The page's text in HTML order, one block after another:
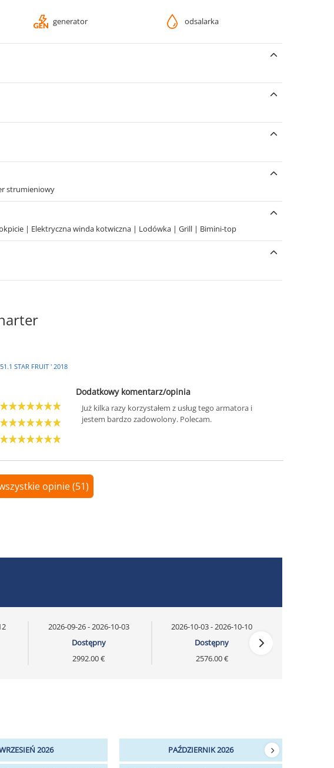
generator odsalarka
strumieniowy
| Elektryczna winda kotwiczna | Lodówka | Grill | Bimini-top
STAR FRUIT ' 2018
Dodatkowy komentarz/opinia
Już kilka razy korzystałem z usług tego armatora i
jestem bardzo zadowolony. Polecam.
opinie (51)
2026-09-26 - 2026-10-03
Dostępny
2992.00 €
2026-10-03 - 2026-10-10
Dostępny
2576.00 €
2026 PAŹDZIERNIK 2026